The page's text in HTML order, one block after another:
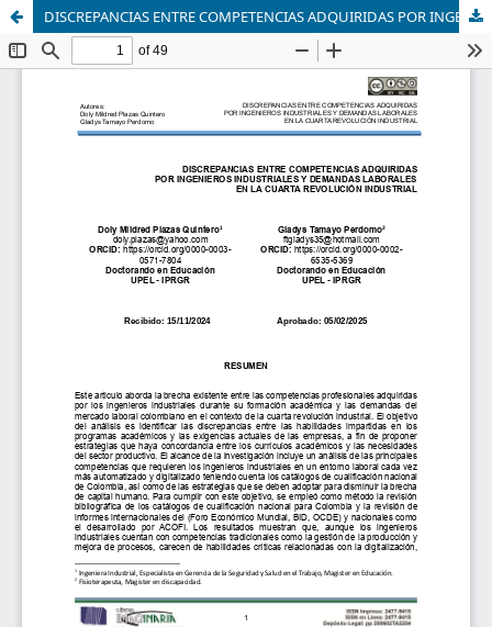
DISCREPANCIAS ENTRE COMPETENCIAS ADQUIRIDAS POR INGENIEROS INDUSTRIALES Y DEMANDAS LABORALES EN LA CUARTA REVOLUCIÓN INDUSTRIAL